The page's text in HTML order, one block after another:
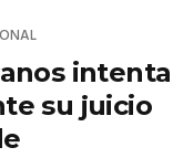
intenta
su juicio